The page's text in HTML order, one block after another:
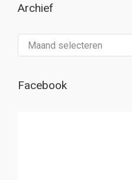
Archief
Facebook